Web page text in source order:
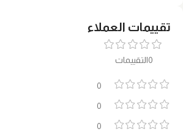
تقييمات العملاء
0التقييمات
0
0
0